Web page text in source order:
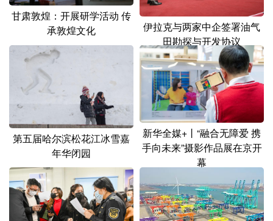
Deutsch Português
甘肃敦煌：开展研学活动 传
承敦煌文化
伊拉克与两家中企签署油气
田勘探与开发协议
第五届哈尔滨松花江冰雪嘉
年华闭园
新华全媒+丨“融合无障爱 携
手向未来”摄影作品展在京开
幕